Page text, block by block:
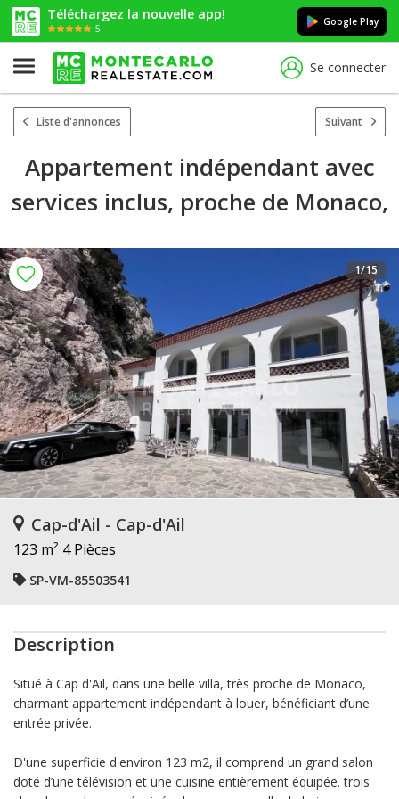
Téléchargez la nouvelle app!
5
Google Play
Se connecter
Liste d'annonces Suivant
Appartement indépendant avec
services inclus, proche de Monaco,
1/15
Cap-d'Ail - Cap-d'Ail
123 m² 4 Pièces
SP-VM-85503541
Description
Situé à Cap d'Ail, dans une belle villa, très proche de Monaco,
charmant appartement indépendant à louer, bénéficiant d’une
entrée privée.
D'une superficie d'environ 123 m2, il comprend un grand salon
doté d’une télévision et une cuisine entièrement équipée. trois